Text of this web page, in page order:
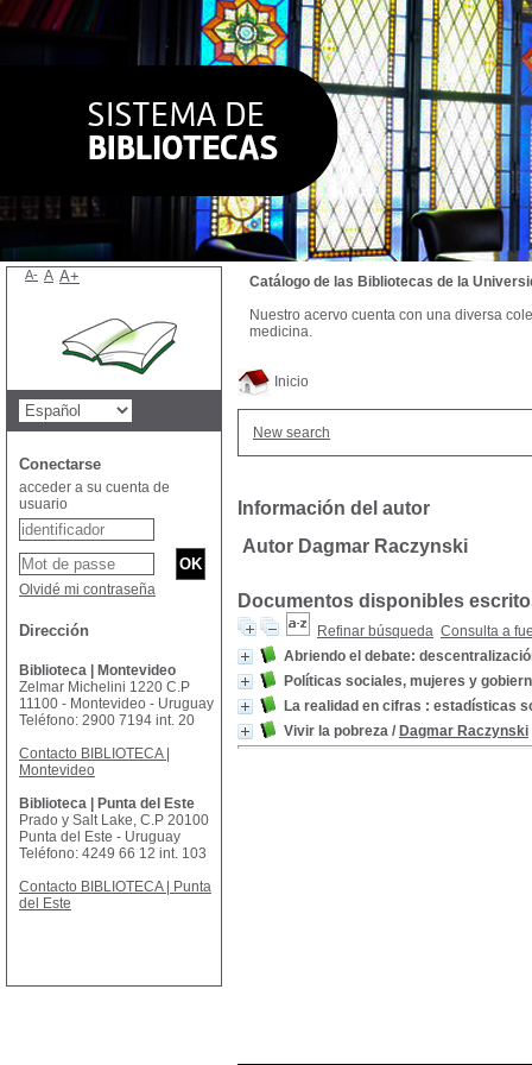
Inicio
New search
Información del autor
Autor Dagmar Raczynski
Documentos disponibles
Refinar búsqueda Consulta a
Abriendo el debate:
Políticas sociales, mujeres y
La realidad en cifras : estadísticas
Vivir la pobreza / Dagmar Raczynski
Catálogo de las Bibliotecas de la
Nuestro acervo cuenta con una diversa
medicina.
A- A A+
Conectarse
acceder a su cuenta de
usuario
Olvidé mi contraseña
Dirección
Biblioteca | Montevideo
Zelmar Michelini 1220 C.P
11100 - Montevideo - Uruguay
Teléfono: 2900 7194 int. 20
Contacto BIBLIOTECA |
Montevideo
Biblioteca | Punta del Este
Prado y Salt Lake, C.P 20100
Punta del Este - Uruguay
Teléfono: 4249 66 12 int. 103
Contacto BIBLIOTECA | Punta
del Este